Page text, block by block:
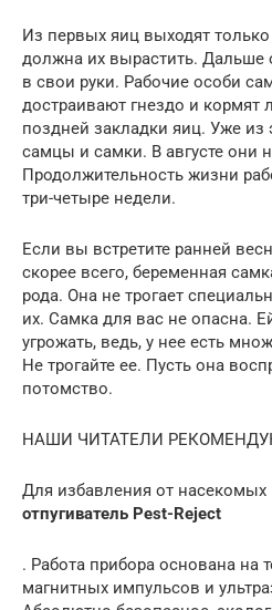
Из первых яиц выходят
должна их вырастить. Дальше
в свои руки. Рабочие особи
достраивают гнездо и кормят
поздней закладки яиц. Уже из
самцы и самки. В августе они
Продолжительность жизни
три-четыре недели.
Если вы встретите ранней
скорее всего, беременная
рода. Она не трогает
их. Самка для вас не опасна.
угрожать, ведь, у нее есть
Не трогайте ее. Пусть она
потомство.
НАШИ ЧИТАТЕЛИ
Для избавления от насекомых
отпугиватель Pest-Reject
. Работа прибора основана на
магнитных импульсов и